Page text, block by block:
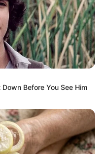
Pedreira Paulo
lançamentos e
do...
Before You See Him